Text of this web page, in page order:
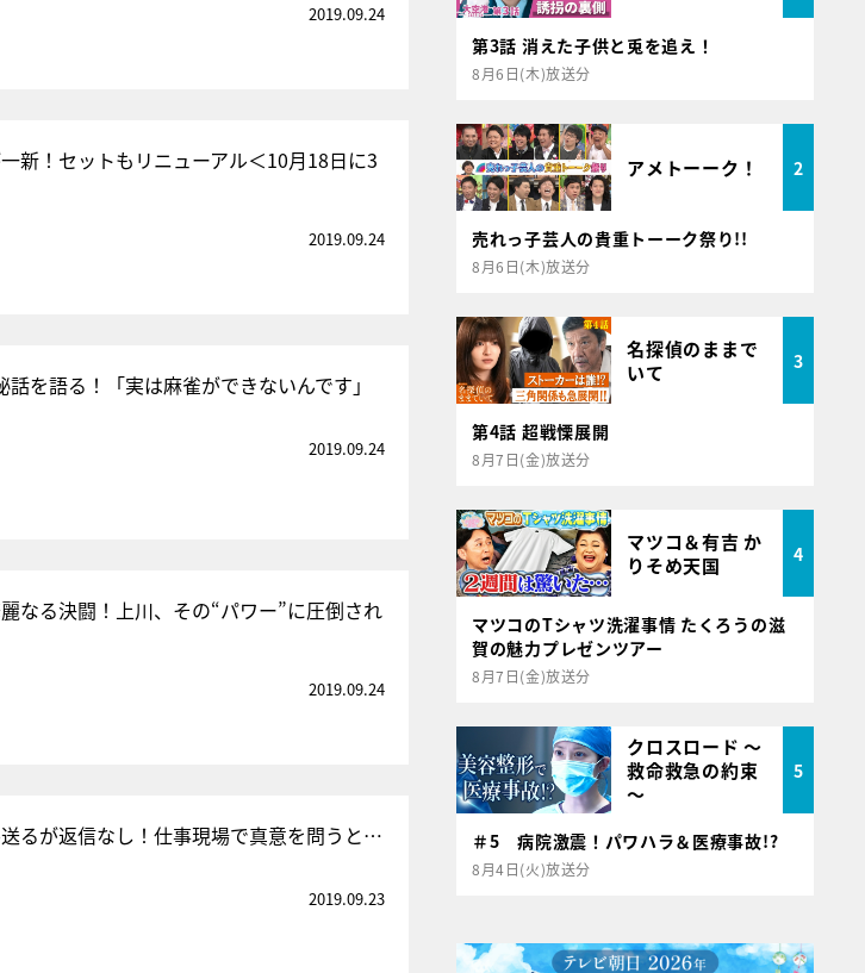
2019.09.24
新！セットもリニューアル＜10月18日に3
2019.09.24
を語る！「実は麻雀ができないんです」
2019.09.24
なる決闘！上川、その“パワー”に圧倒され
2019.09.24
るが返信なし！仕事現場で真意を問うと…
2019.09.23
第3話 消えた子供と兎を追え！
8月6日(木)放送分
アメトーーク！ 2
売れっ子芸人の貴重トーーク祭り!!
8月6日(木)放送分
名探偵のままで
いて
3
第4話 超戦慄展開
8月7日(金)放送分
マツコ＆有吉 か
りそめ天国
4
マツコのTシャツ洗濯事情 たくろうの滋
賀の魅力プレゼンツアー
8月7日(金)放送分
クロスロード ～
救命救急の約束
～
5
＃5 病院激震！パワハラ＆医療事故!?
8月4日(火)放送分